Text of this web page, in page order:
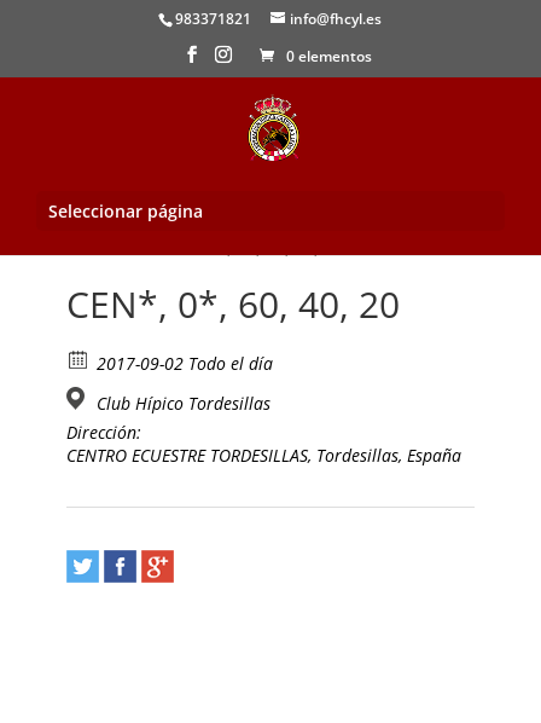
983371821
info@fhcyl.es
0 elementos
Seleccionar página
CEN*, 0*, 60, 40, 20
2017-09-02 Todo el día
Club Hípico Tordesillas
Dirección:
CENTRO ECUESTRE TORDESILLAS, Tordesillas, España